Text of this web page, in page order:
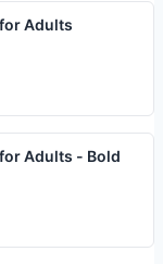
Adults
Adults - Bold